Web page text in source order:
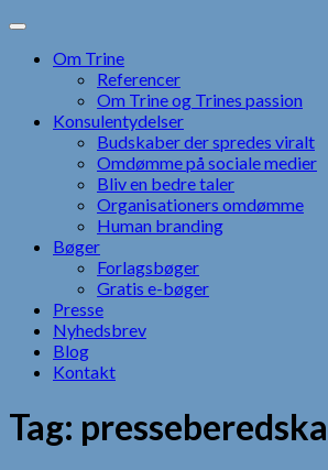
Skip
contentOm Trine
Referencer
Om Trine og Trines passion
Konsulentydelser
Budskaber der spredes viralt
Omdømme på sociale medier
Bliv en bedre taler
Organisationers omdømme
Human branding
Bøger
Forlagsbøger
Gratis e-bøger
Presse
Nyhedsbrev
Blog
Kontakt
Tag: